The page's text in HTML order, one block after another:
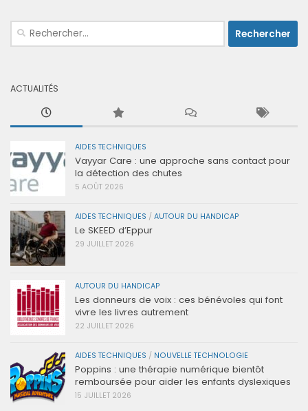
Rechercher :
ACTUALITÉS
AIDES TECHNIQUES
Vayyar Care : une approche sans contact pour
la détection des chutes
5 AOÛT 2026
AIDES TECHNIQUES / AUTOUR DU HANDICAP
Le SKEED d’Eppur
29 JUILLET 2026
AUTOUR DU HANDICAP
Les donneurs de voix : ces bénévoles qui font
vivre les livres autrement
22 JUILLET 2026
AIDES TECHNIQUES / NOUVELLE TECHNOLOGIE
Poppins : une thérapie numérique bientôt
remboursée pour aider les enfants dyslexiques
15 JUILLET 2026